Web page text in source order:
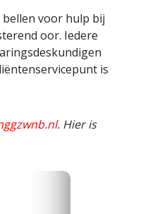
voor hulp bij
oor. Iedere
is
. Hier is